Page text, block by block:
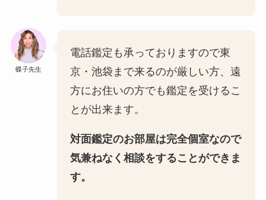
蝶子先生
電話鑑定も承っておりますので東
京・池袋まで来るのが厳しい方、遠
方にお住いの方でも鑑定を受けるこ
とが出来ます。
対面鑑定のお部屋は完全個室なので
気兼ねなく相談をすることができま
す。